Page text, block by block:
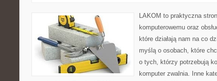
LAKOM to praktyczna
komputerowemu oraz
które działają nam na co
myślą o osobach, które
o tych, którzy potrzebują
komputer zwalnia. Inne